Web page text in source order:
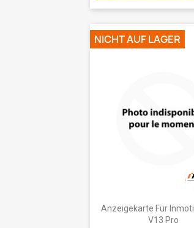
Vorschau
Anzeigekarte Für
V13 Pro
NICHT AUF LAGER